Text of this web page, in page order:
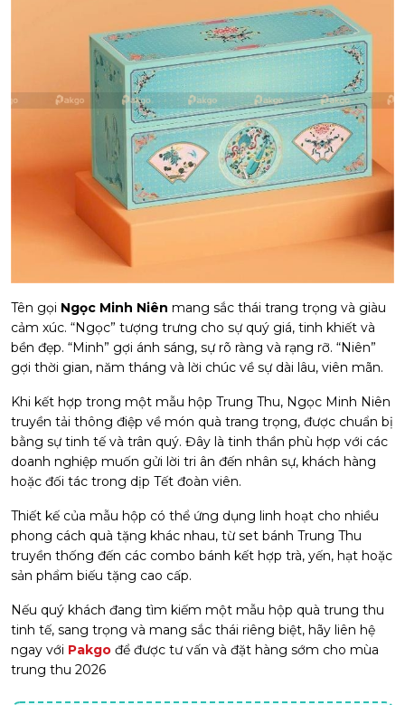
Tên gọi Ngọc Minh Niên mang sắc thái trang trọng và giàu
cảm xúc. “Ngọc” tượng trưng cho sự quý giá, tinh khiết và
bền đẹp. “Minh” gợi ánh sáng, sự rõ ràng và rạng rỡ. “Niên”
gợi thời gian, năm tháng và lời chúc về sự dài lâu, viên mãn.
Khi kết hợp trong một mẫu hộp Trung Thu, Ngọc Minh Niên
truyền tải thông điệp về món quà trang trọng, được chuẩn bị
bằng sự tinh tế và trân quý. Đây là tinh thần phù hợp với các
doanh nghiệp muốn gửi lời tri ân đến nhân sự, khách hàng
hoặc đối tác trong dịp Tết đoàn viên.
Thiết kế của mẫu hộp có thể ứng dụng linh hoạt cho nhiều
phong cách quà tặng khác nhau, từ set bánh Trung Thu
truyền thống đến các combo bánh kết hợp trà, yến, hạt hoặc
sản phẩm biếu tặng cao cấp.
Nếu quý khách đang tìm kiếm một mẫu hộp quà trung thu
tinh tế, sang trọng và mang sắc thái riêng biệt, hãy liên hệ
ngay với Pakgo để được tư vấn và đặt hàng sớm cho mùa
trung thu 2026